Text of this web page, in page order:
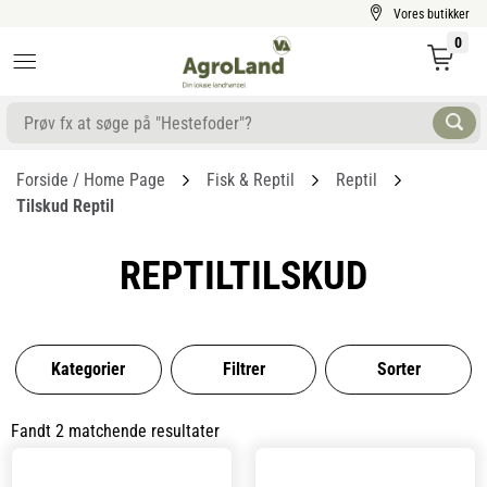
Vores butikker
0
Forside / Home Page Fisk & Reptil
Reptil
Tilskud Reptil
REPTILTILSKUD
Kategorier Filtrer Sorter
Fandt 2 matchende resultater